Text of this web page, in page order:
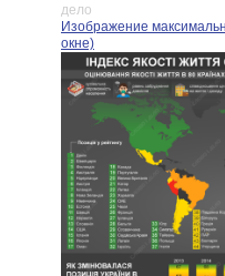
дело
Изображение
окне)